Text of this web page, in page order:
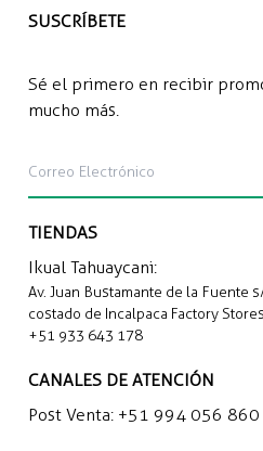
TIENDAS
Ikual Tahuaycani:
Av. Juan Bustamante de la Fuente
costado de Incalpaca Factory
+51 933 643 178
CANALES DE ATENCIÓN
Post Venta: +51 994 056 860
SUSCRÍBETE
Sé el primero en recibir
mucho más.